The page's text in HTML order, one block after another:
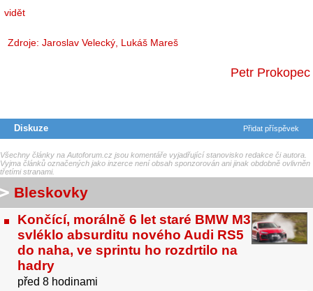
vidět
Zdroje: Jaroslav Velecký, Lukáš Mareš
Petr Prokopec
Diskuze Přidat příspěvek
Všechny články na Autoforum.cz jsou komentáře vyjadřující stanovisko redakce či autora.
Vyjma článků označených jako inzerce není obsah sponzorován ani jinak obdobně ovlivněn
třetími stranami.
Bleskovky
Končící, morálně 6 let staré BMW M3
svléklo absurditu nového Audi RS5
do naha, ve sprintu ho rozdrtilo na
hadry
před 8 hodinami